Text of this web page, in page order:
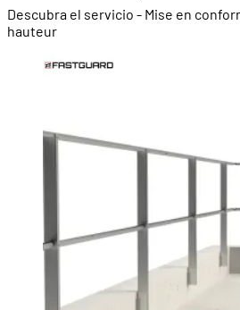
Descubra el servicio - Mise en
hauteur